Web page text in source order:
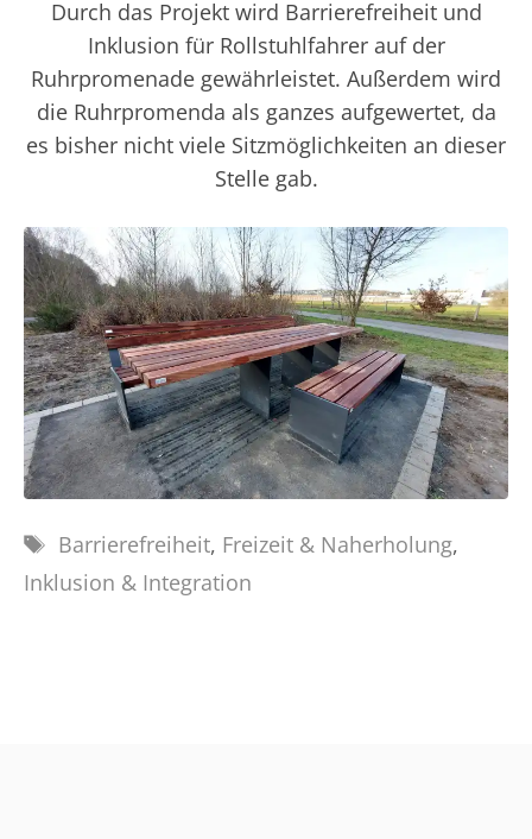
Durch das Projekt wird Barrierefreiheit und
Inklusion für Rollstuhlfahrer auf der
Ruhrpromenade gewährleistet. Außerdem wird
die Ruhrpromenda als ganzes aufgewertet, da
es bisher nicht viele Sitzmöglichkeiten an dieser
Stelle gab.
Schlagwörter
Barrierefreiheit, Freizeit & Naherholung,
Inklusion & Integration